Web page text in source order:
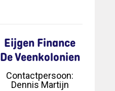
Eijgen Finance
De Veenkolonien
Contactpersoon:
Dennis Martijn